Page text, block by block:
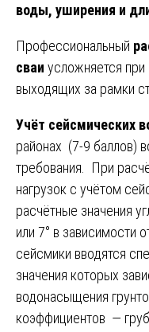
воды, уширения и
Профессиональный
сваи усложняется
выходящих за рамки
Учёт сейсмических
районах (7-9 баллов)
требования. При
нагрузок с учётом
расчётные значения
или 7° в зависимости
сейсмики вводятся
значения которых
водонасыщения
коэффициентов —